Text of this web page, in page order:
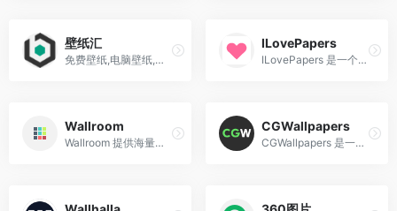
壁纸汇
免费壁纸,电脑壁纸,手机壁纸,4K壁纸,8K高清壁纸图片免费下载
ILovePapers
ILovePapers 是一个专注于提供高质量免费高清壁纸的在线平台，适用于手机和电脑设备。
Wallroom
Wallroom 提供海量的高清壁纸资源，壁纸主题涵盖自然风景、抽象艺术、动物、城市风光、明星、电影、游戏、动漫等多个领域，适合不同用户的审美需求。
CGWallpapers
CGWallpapers 是一个专注于提供高质量计算机生成图像（CG）壁纸的网站，主要以高清分辨率的2D和3D渲染壁纸为主。